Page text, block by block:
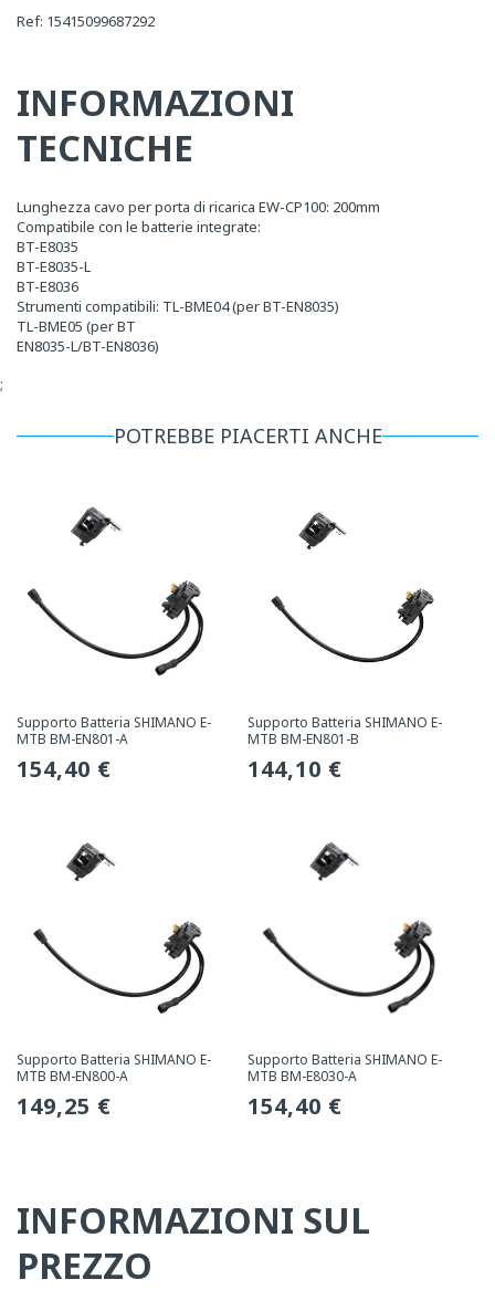
Ref: 15415099687292
INFORMAZIONI
TECNICHE
Lunghezza cavo per porta di ricarica EW-CP100: 200mm
Compatibile con le batterie integrate:
BT-E8035
BT-E8035-L
BT-E8036
Strumenti compatibili: TL-BME04 (per BT-EN8035)
TL-BME05 (per BT
EN8035-L/BT-EN8036)
;
POTREBBE PIACERTI ANCHE
Supporto Batteria SHIMANO E-
MTB BM-EN801-A
Prezzo
154,40 €
Supporto Batteria SHIMANO E-
MTB BM-EN801-B
Prezzo
144,10 €
Supporto Batteria SHIMANO E-
MTB BM-EN800-A
Prezzo
149,25 €
Supporto Batteria SHIMANO E-
MTB BM-E8030-A
Prezzo
154,40 €
INFORMAZIONI SUL
PREZZO